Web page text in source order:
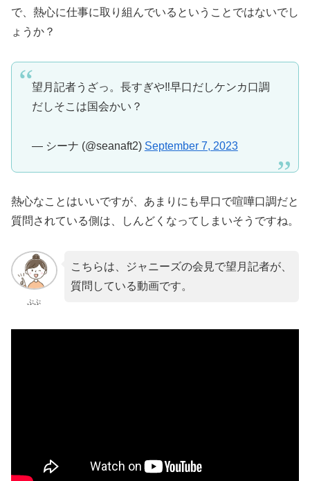
で、熱心に仕事に取り組んでいるということではないでし
ょうか？
望月記者うざっ。長すぎや‼️早口だしケンカ口調
だしそこは国会かい？
— シーナ (@seanaft2) September 7, 2023
熱心なことはいいですが、あまりにも早口で喧嘩口調だと
質問されている側は、しんどくなってしまいそうですね。
ぷぷ
こちらは、ジャニーズの会見で望月記者が、
質問している動画です。